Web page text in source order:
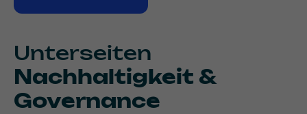
Unterseiten
Nachhaltigkeit &
Governance